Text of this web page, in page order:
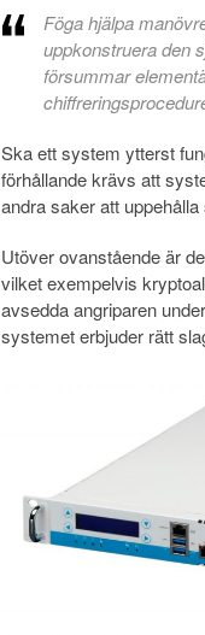
Föga hjälpa
uppkonstruera den
försummar
Ska ett system ytterst
förhållande krävs att
andra saker att
Utöver ovanstående är
vilket exempelvis
avsedda angriparen
systemet erbjuder rätt